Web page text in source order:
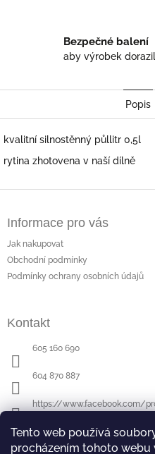
Tento web používá
procházením tohoto
Bezpečné balení
aby výrobek
Popis
kvalitní silnostěnný půllitr 0,5l
rytina zhotovena v naší dílně
Informace pro vás
Jak nakupovat
Obchodní podmínky
Podmínky ochrany osobních údajů
Kontakt
605 160 690
604 870 887
https://www.facebook.com/
Poslední hodnocení